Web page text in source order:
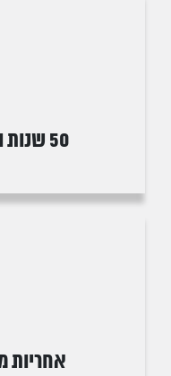
50 שנות וותק וניסיון בתחום
אחריות